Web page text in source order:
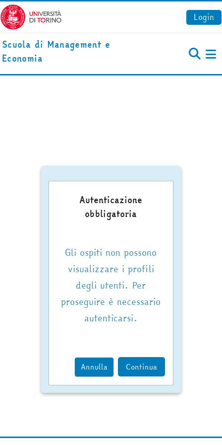
Vai al contenuto principale
Login
Scuola di Management e
Economia
Autenticazione
obbligatoria
Gli ospiti non possono
visualizzare i profili
degli utenti. Per
proseguire è necessario
autenticarsi.
Annulla Continua